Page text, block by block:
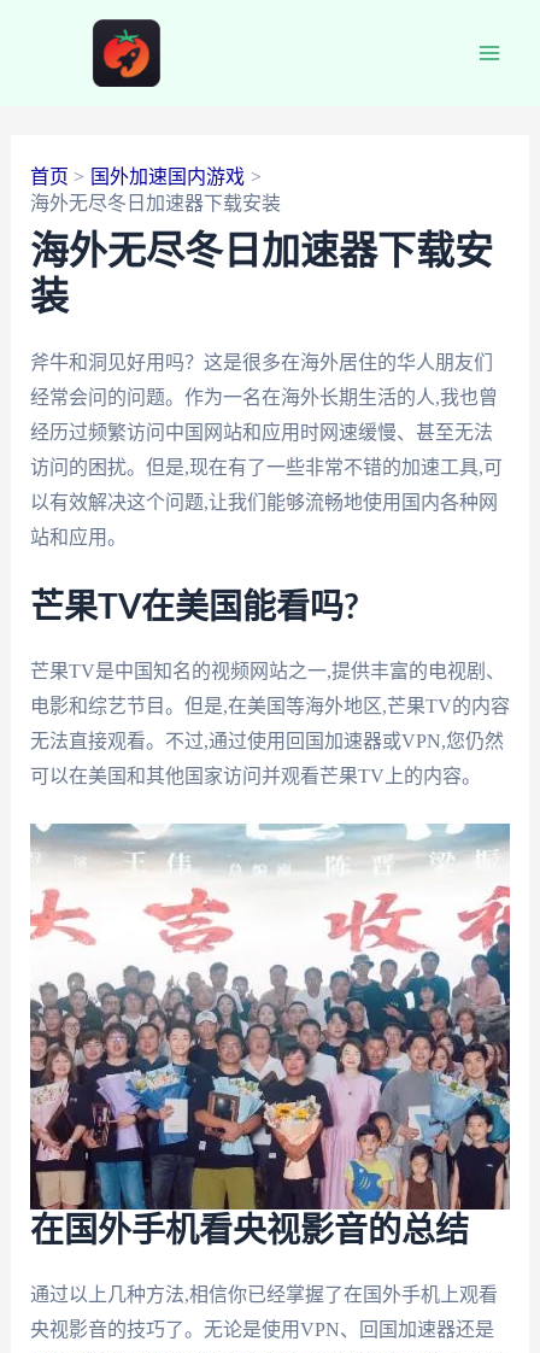
首页
国外加速国内游戏
海外无尽冬日加速器下载安装
海外无尽冬日加速器下载安
装
斧牛和洞见好用吗？这是很多在海外居住的华人朋友们
经常会问的问题。作为一名在海外长期生活的人,我也曾
经历过频繁访问中国网站和应用时网速缓慢、甚至无法
访问的困扰。但是,现在有了一些非常不错的加速工具,可
以有效解决这个问题,让我们能够流畅地使用国内各种网
站和应用。
芒果TV在美国能看吗?
芒果TV是中国知名的视频网站之一,提供丰富的电视剧、
电影和综艺节目。但是,在美国等海外地区,芒果TV的内容
无法直接观看。不过,通过使用回国加速器或VPN,您仍然
可以在美国和其他国家访问并观看芒果TV上的内容。
在国外手机看央视影音的总结
通过以上几种方法,相信你已经掌握了在国外手机上观看
央视影音的技巧了。无论是使用VPN、回国加速器还是